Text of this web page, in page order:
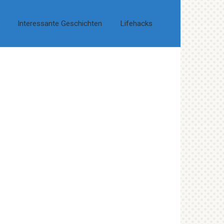
Interessante Geschichten Lifehacks